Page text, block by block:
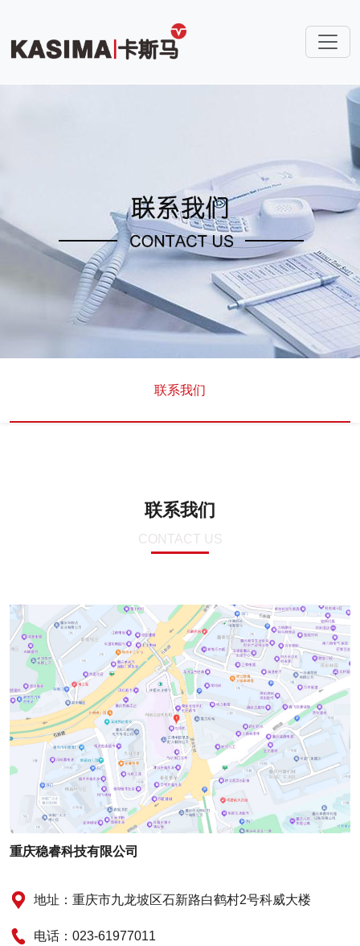
联系我们
联系我们
CONTACT US
重庆稳睿科技有限公司
地址：重庆市九龙坡区石新路白鹤村2号科威大楼
电话：023-61977011